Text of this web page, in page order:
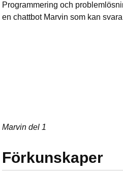
Programmering och
en chattbot Marvin som kan svara
Marvin del 1
Förkunskaper